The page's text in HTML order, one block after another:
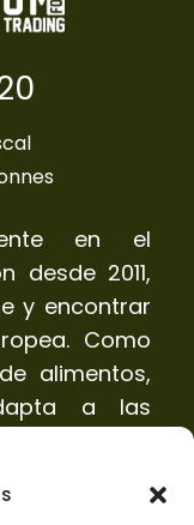
en el
desde 2011,
y encontrar
Como
alimentos,
a las
de sus